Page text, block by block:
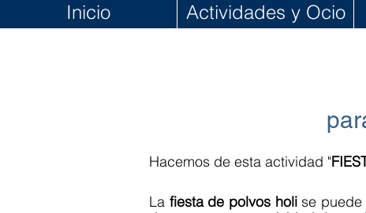
Inicio Actividades y Ocio
Hacemos de esta actividad "
La fiesta de polvos holise puede